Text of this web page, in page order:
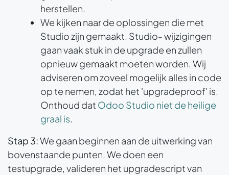
herstellen.
We kijken naar de oplossingen die met
Studio zijn gemaakt. Studio- wijzigingen
gaan vaak stuk in de upgrade en zullen
opnieuw gemaakt moeten worden. Wij
adviseren om zoveel mogelijk alles in code
op te nemen, zodat het 'upgradeproof' is.
Onthoud dat Odoo Studio niet de heilige
graal is.
Stap 3:We gaan beginnen aan de uitwerking van
bovenstaande punten. We doen een
testupgrade, valideren het upgradescript van